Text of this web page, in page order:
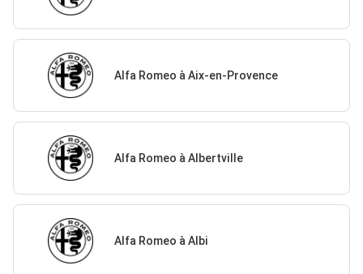
Alfa Romeo à Aix-en-Provence
Alfa Romeo à Albertville
Alfa Romeo à Albi